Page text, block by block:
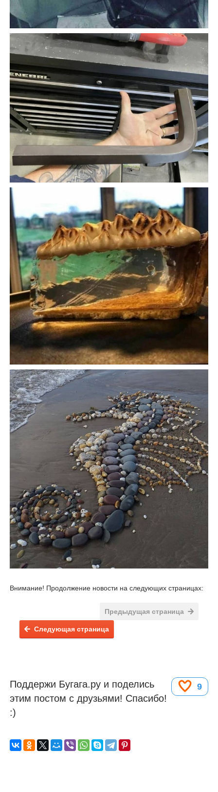
Внимание! Продолжение новости на следующих страницах:
Предыдущая страница
Следующая страница
9
Поддержи Бугага.ру и поделись
этим постом с друзьями! Спасибо!
:)